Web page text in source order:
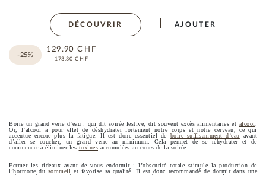
DÉCOUVRIR AJOUTER
-25%
129.90 CHF
173.30CHF
Boire un grand verre d’eau : qui dit soirée festive, dit souvent excès alimentaires et alcool
Or, l’alcool a pour effet de déshydrater fortement notre corps et notre cerveau, ce qui
accentue encore plus la fatigue. Il est donc essentiel de boire suffisamment d’eau avant
d’aller se coucher, un grand verre au minimum. Cela permet de se réhydrater et de
commencer à éliminer les toxines accumulées au cours de la soirée.
Fermer les rideaux avant de vous endormir : l’obscurité totale stimule la production de
l’hormone du sommeil et favorise sa qualité. Il est donc recommandé de dormir dans une